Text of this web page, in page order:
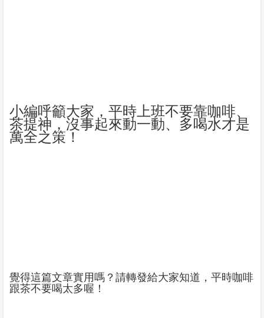
小編呼籲大家，平時上班不要靠咖啡、
茶提神，沒事起來動一動、多喝水才是
萬全之策！
覺得這篇文章實用嗎？請轉發給大家知道，平時咖啡
跟茶不要喝太多喔！